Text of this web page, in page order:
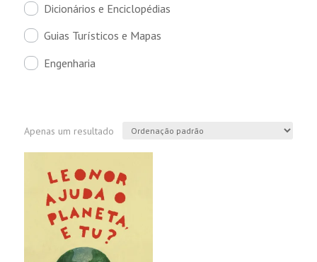
Dicionários e Enciclopédias
Guias Turísticos e Mapas
Engenharia
Apenas um resultado